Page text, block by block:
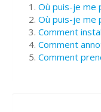
Où puis-je me
Où puis-je me
Comment
Comment
Comment